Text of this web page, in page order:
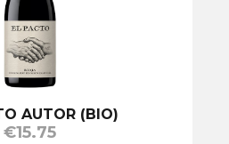
AUTOR (BIO)
€15.75